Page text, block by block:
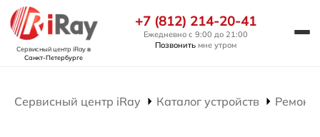
Сервисный центр iRayв
Санкт-Петербурге
+7 (812) 214-20-41
Ежедневно с 9:00 до 21:00
Позвонить мне утром
Сервисный центр iRay Каталог устройств Ремонт